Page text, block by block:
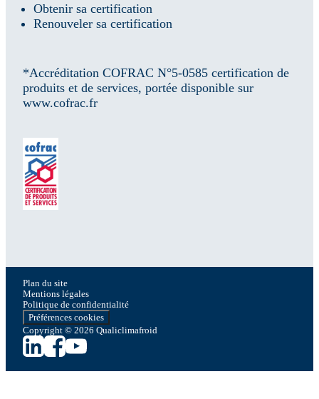
Obtenir sa certification
Renouveler sa certification
*Accréditation COFRAC N°5-0585 certification de
produits et de services, portée disponible sur
www.cofrac.fr
Plan du site
Mentions légales
Politique de confidentialité
Préférences cookies
Copyright © 2026 Qualiclimafroid